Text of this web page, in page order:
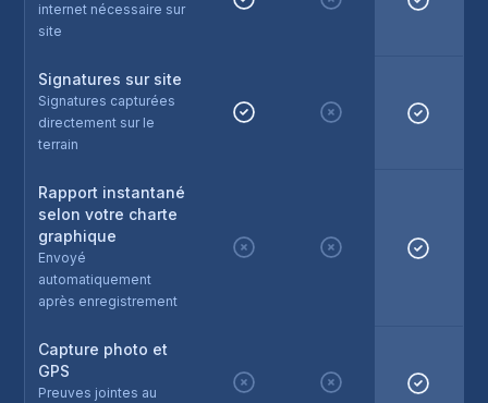
internet nécessaire sur
site
Signatures sur site
Signatures capturées
directement sur le
terrain
Rapport instantané
selon votre charte
graphique
Envoyé
automatiquement
après enregistrement
Capture photo et
GPS
Preuves jointes au